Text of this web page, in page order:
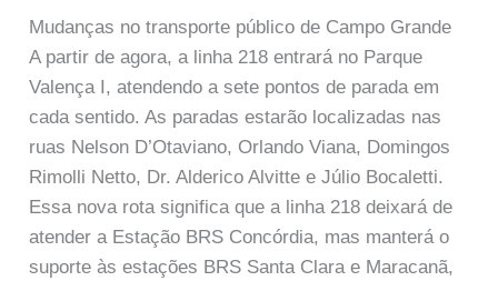
Mudanças no transporte público de Campo Grande
A partir de agora, a linha 218 entrará no Parque
Valença I, atendendo a sete pontos de parada em
cada sentido. As paradas estarão localizadas nas
ruas Nelson D’Otaviano, Orlando Viana, Domingos
Rimolli Netto, Dr. Alderico Alvitte e Júlio Bocaletti.
Essa nova rota significa que a linha 218 deixará de
atender a Estação BRS Concórdia, mas manterá o
suporte às estações BRS Santa Clara e Maracanã,